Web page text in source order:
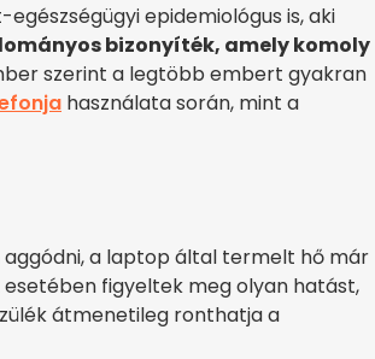
epidemiológus is, aki
bizonyíték, amely komoly
szerint a legtöbb embert gyakran
használata során, mint a
a laptop által termelt hő már
figyeltek meg olyan hatást,
átmenetileg ronthatja a